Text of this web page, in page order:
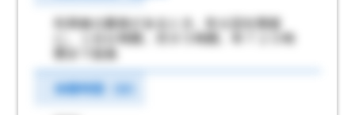
利用者の異常があるとき、年６回を限度
に、１日６時間、月９５時間、年７２０時
間まで延長
休憩時間（分）